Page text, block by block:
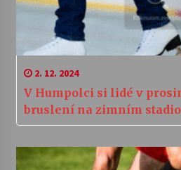
2. 12. 2024
V Humpolci si lidé v
bruslení na zimním